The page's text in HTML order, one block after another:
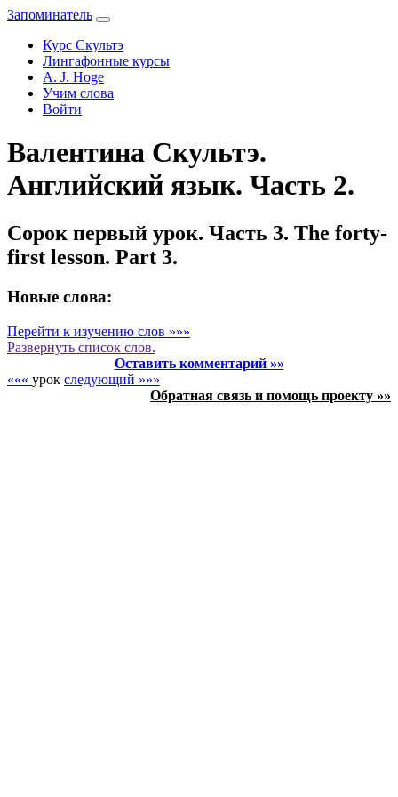
Запоминатель
Курс Скультэ
Лингафонные курсы
A. J. Hoge
Учим слова
Войти
Валентина Скультэ.
Английский язык. Часть 2.
Сорок первый урок. Часть 3. The forty-
first lesson. Part 3.
Новые слова:
Перейти к изучению слов »»»
Развернуть список слов.
Оставить комментарий »»
««« урок следующий »»»
Обратная связь и помощь проекту »»